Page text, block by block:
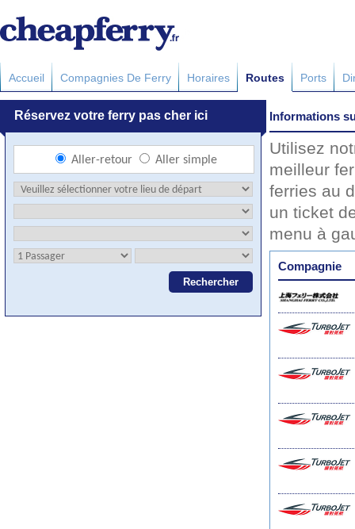
Accueil Compagnies De Ferry Horaires Routes Ports
Informations
Utilisez
meilleur
ferries au
un ticket
menu à
Compagnie